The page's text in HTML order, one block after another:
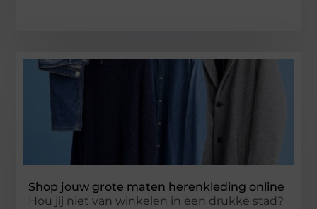
Shop jouw grote maten herenkleding online
Hou jij niet van winkelen in een drukke stad?